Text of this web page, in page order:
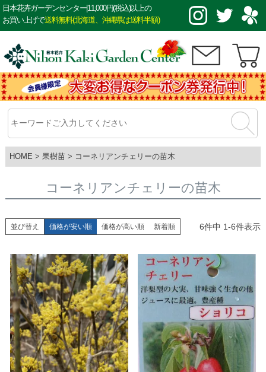
日本花卉ガーデンセンター|11,000円(税込)以上の
お買い上げで送料無料(北海道、沖縄県は送料半額)
HOME 果樹苗 コーネリアンチェリーの苗木
コーネリアンチェリーの苗木
並び替え 価格が安い順 価格が高い順 新着順 6件中 1-6件表示